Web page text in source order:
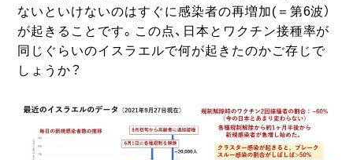
ないといけないのはすぐに感染者の再増加(＝第6波）
が起きることです。この点、日本とワクチン接種率が
同じぐらいのイスラエルで何が起きたのかご存じで
しょうか？